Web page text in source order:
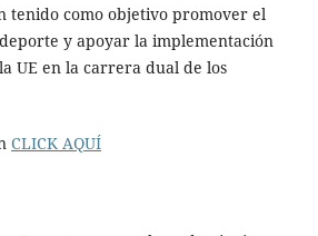
tenido como objetivo promover el
y apoyar la implementación
UE en la carrera dual de los
CLICK AQUÍ